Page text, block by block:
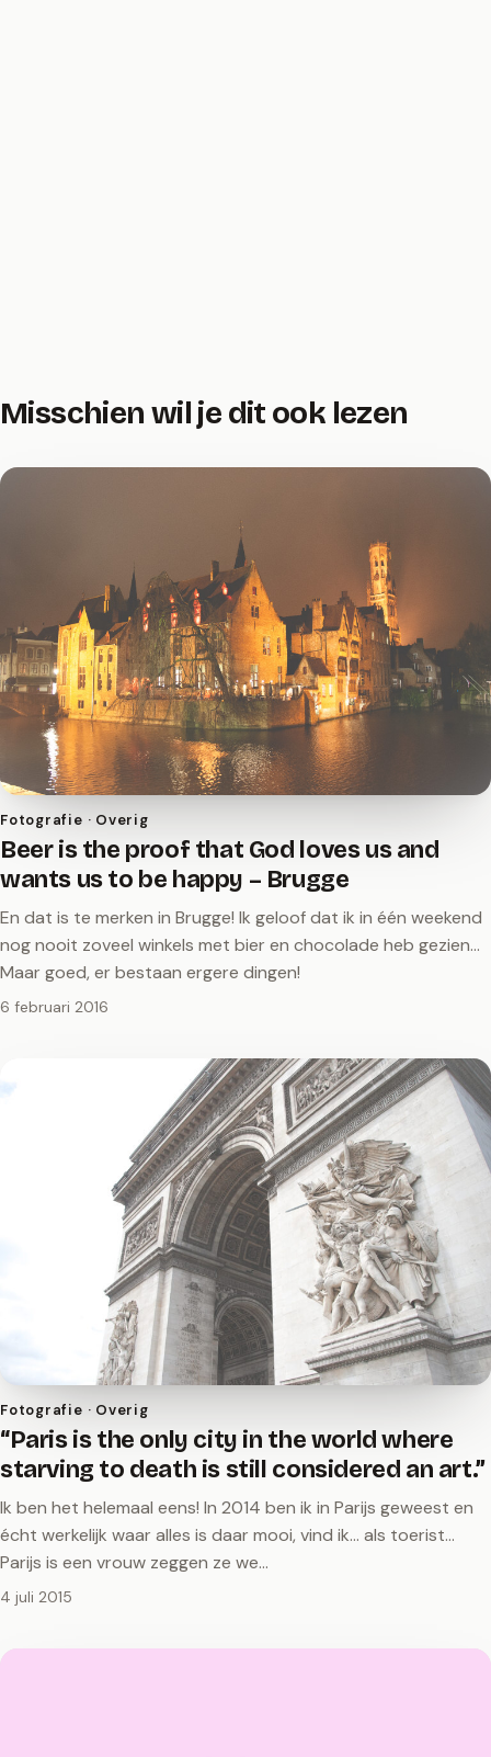
Misschien wil je dit ook lezen
Fotografie · Overig
Beer is the proof that God loves us and
wants us to be happy – Brugge
En dat is te merken in Brugge! Ik geloof dat ik in één weekend
nog nooit zoveel winkels met bier en chocolade heb gezien...
Maar goed, er bestaan ergere dingen!
6 februari 2016
Fotografie · Overig
“Paris is the only city in the world where
starving to death is still considered an art.”
Ik ben het helemaal eens! In 2014 ben ik in Parijs geweest en
écht werkelijk waar alles is daar mooi, vind ik... als toerist...
Parijs is een vrouw zeggen ze we…
4 juli 2015